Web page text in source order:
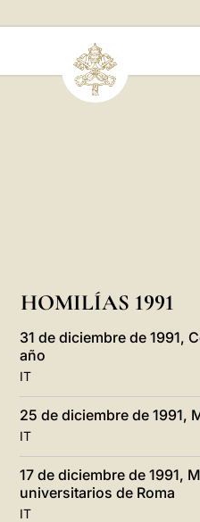
HOMILÍAS 1991
31 de diciembre de 1991,
año
IT
25 de diciembre de 1991,
IT
17 de diciembre de 1991,
universitarios de Roma
IT